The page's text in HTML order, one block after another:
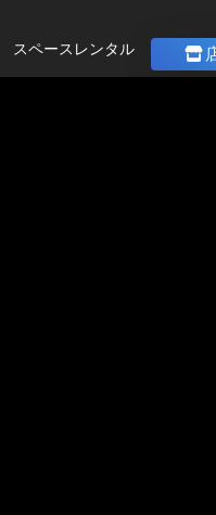
スペースレンタル